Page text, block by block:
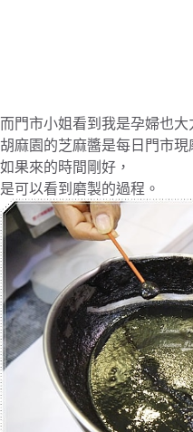
而門市小姐看到我是孕婦也大
胡麻園的芝麻醬是每日門市現
如果來的時間剛好，
是可以看到磨製的過程。